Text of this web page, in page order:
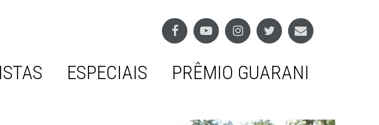
ESPECIAIS PRÊMIO GUARANI